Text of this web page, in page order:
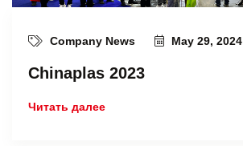
Company News May 29, 2024
Chinaplas 2023
Читать далее